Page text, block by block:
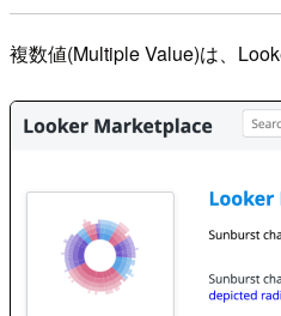
複数値(Multiple Value)は、